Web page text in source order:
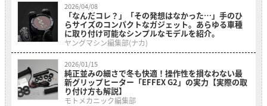
2026/04/08
「なんだコレ？」「その発想はなかった…」手のひ
らサイズのコンパクトなガジェット。あらゆる車種
に取り付け可能なシンプルなモデルを紹介。
ヤングマシン編集部(ナカ)
2026/01/15
純正並みの細さで冬も快適！操作性を損なわない最
新グリップヒーター「EFFEX G2」の実力【実際の取
り付け方も解説】
モトメカニック編集部